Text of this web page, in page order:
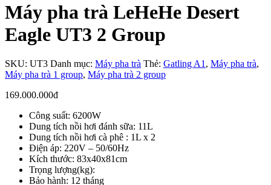
Máy pha trà LeHeHe Desert
Eagle UT3 2 Group
SKU: UT3 Danh mục: Máy pha trà Thẻ: Gatling A1 , Máy pha trà,
Máy pha trà 1 group, Máy pha trà 2 group
169.000.000đ
Công suất: 6200W
Dung tích nồi hơi đánh sữa: 11L
Dung tích nồi hơi cà phê : 1L x 2
Điện áp: 220V – 50/60Hz
Kích thước: 83x40x81cm
Trọng lượng(kg):
Bảo hành: 12 tháng